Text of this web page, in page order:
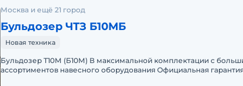
Москва и ещё 21 город
Бульдозер ЧТЗ Б10МБ
Новая техника
Бульдозер Т10М (Б10М) В максимальной комплектации с
ассортиментов навесного оборудования Официальная